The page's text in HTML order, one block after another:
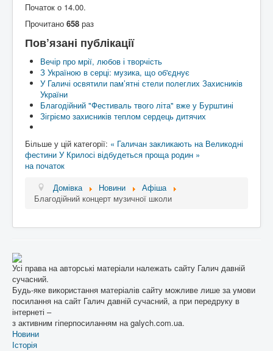
Початок о 14.00.
Прочитано 658 раз
Пов’язані публікації
Вечір про мрії, любов і творчість
З Україною в серці: музика, що об'єднує
У Галичі освятили пам’ятні стели полеглих Захисників
України
Благодійний "Фестиваль твого літа" вже у Бурштині
Зігріємо захисників теплом сердець дитячих
Більше у цій категорії: « Галичан закликають на Великодні
фестини У Крилосі відбудеться проща родин »
на початок
Домівка
Новини
Афіша
Благодійний концерт музичної школи
Усі права на авторські матеріали належать сайту Галич давній
сучасний.
Будь-яке використання матеріалів сайту можливе лише за умови
посилання на сайт Галич давній сучасний, а при передруку в
інтернеті –
з активним гіперпосиланням на galych.com.ua.
Новини
Історія